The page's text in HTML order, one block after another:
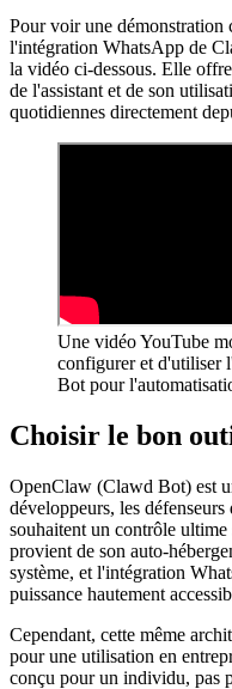
Pour voir une démonstration
l'intégration WhatsApp de
la vidéo ci-dessous. Elle
de l'assistant et de son
quotidiennes directement
Une vidéo YouTube
configurer et d'utiliser
Bot pour
Choisir le bon
OpenClaw (Clawd Bot) est
développeurs, les
souhaitent un contrôle
provient de son auto-
système, et l'intégration
puissance hautement
Cependant, cette même
pour une utilisation en
conçu pour un individu, pas